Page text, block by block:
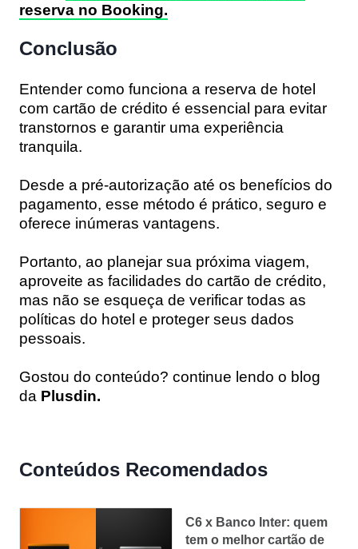
reserva no Booking.
Conclusão
Entender como funciona a reserva de hotel
com cartão de crédito é essencial para evitar
transtornos e garantir uma experiência
tranquila.
Desde a pré-autorização até os benefícios do
pagamento, esse método é prático, seguro e
oferece inúmeras vantagens.
Portanto, ao planejar sua próxima viagem,
aproveite as facilidades do cartão de crédito,
mas não se esqueça de verificar todas as
políticas do hotel e proteger seus dados
pessoais.
Gostou do conteúdo? continue lendo o blog
da Plusdin.
Conteúdos Recomendados
C6 x Banco Inter: quem
tem o melhor cartão de